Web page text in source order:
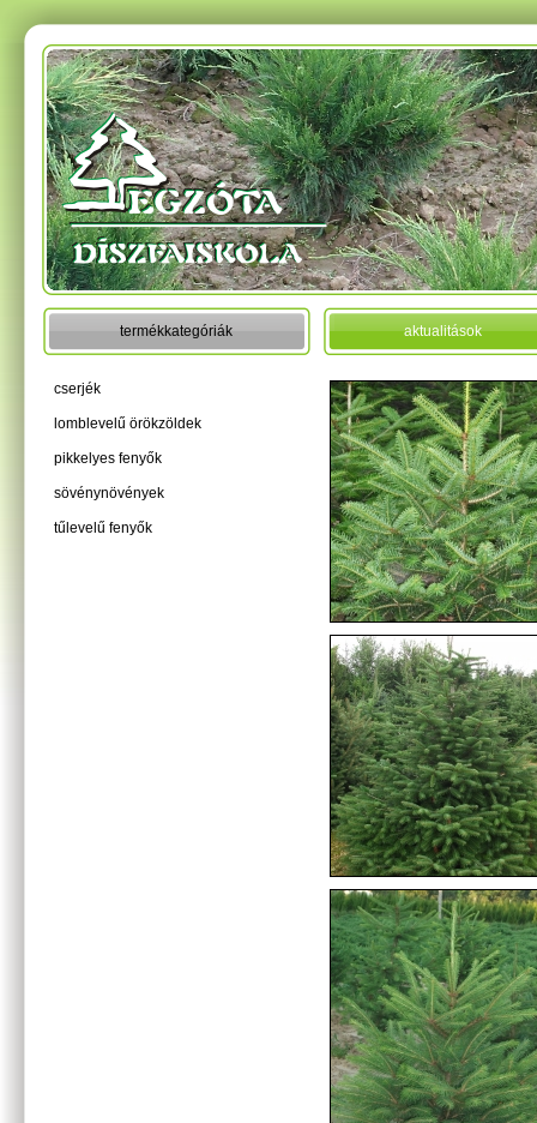
termékkategóriák
cserjék
lomblevelű örökzöldek
pikkelyes fenyők
sövénynövények
tűlevelű fenyők
aktualitások